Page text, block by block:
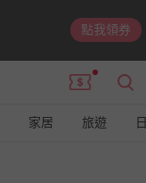
點我領券
家居 旅遊